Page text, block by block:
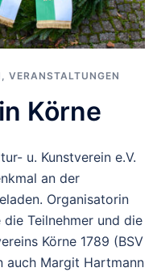
, VERANSTALTUNGEN
Körne
u. Kunstverein e.V.
an der
Organisatorin
Teilnehmer und die
Körne 1789 (BSV
auch Margit Hartmann